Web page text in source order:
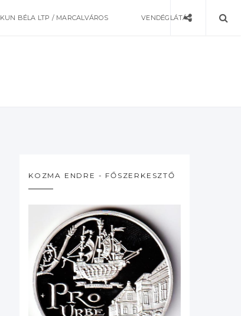
KUN BÉLA LTP / MARCALVÁROS VENDÉGLÁTÁS
KOZMA ENDRE - FŐSZERKESZTŐ